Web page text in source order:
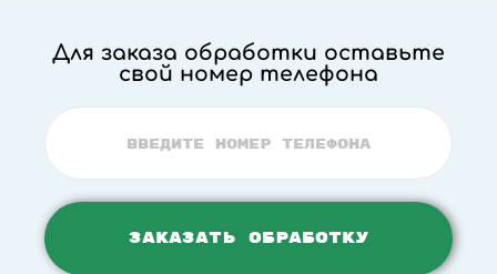
Для заказа обработки оставьте
свой номер телефона